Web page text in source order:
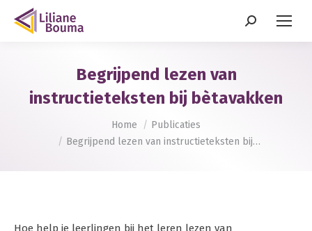
Zoeken:
Begrijpend lezen van
instructieteksten bij bètavakken
Home
Publicaties
Begrijpend lezen van instructieteksten bij…
Hoe help je leerlingen bij het leren lezen van